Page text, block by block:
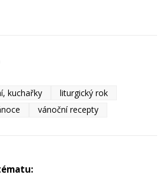
kuchařky
liturgický rok
vánoční recepty